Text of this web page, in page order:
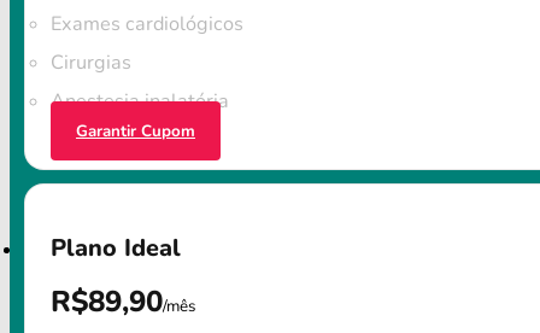
Exames cardiológicos
Cirurgias
Anestesia inalatória
Garantir Cupom
Plano Ideal
R$89,90/mês